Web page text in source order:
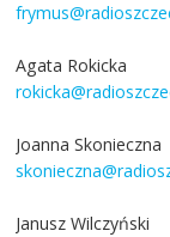
Agata Rokicka
Joanna Skonieczna
Janusz Wilczyński